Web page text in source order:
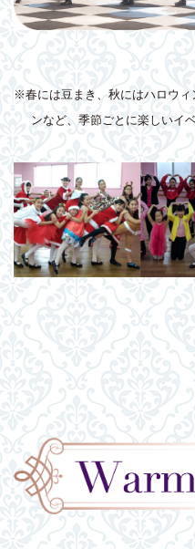
※春には豆まき、秋にはハロウ
ンなど、季節ごとに楽しいイ